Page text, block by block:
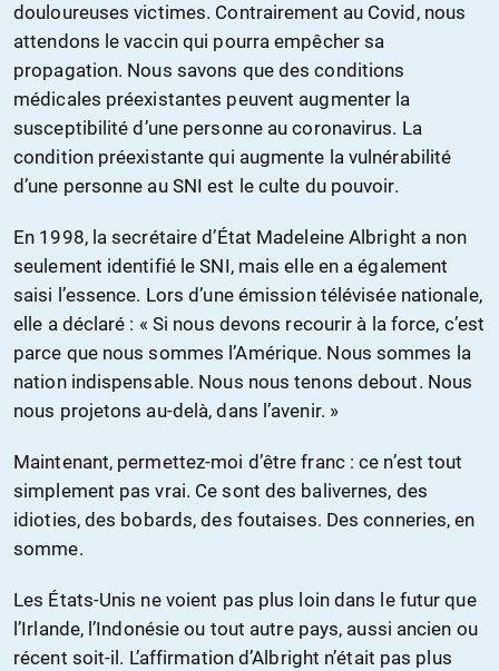
douloureuses victimes. Contrairement au Covid, nous
attendons le vaccin qui pourra empêcher sa
propagation. Nous savons que des conditions
médicales préexistantes peuvent augmenter la
susceptibilité d’une personne au coronavirus. La
condition préexistante qui augmente la vulnérabilité
d’une personne au SNI est le culte du pouvoir.
En 1998, la secrétaire d’État Madeleine Albright a non
seulement identifié le SNI, mais elle en a également
saisi l’essence. Lors d’une émission télévisée nationale,
elle a déclaré : « Si nous devons recourir à la force, c’est
parce que nous sommes l’Amérique. Nous sommes la
nation indispensable. Nous nous tenons debout. Nous
nous projetons au-delà, dans l’avenir. »
Maintenant, permettez-moi d’être franc : ce n’est tout
simplement pas vrai. Ce sont des balivernes, des
idioties, des bobards, des foutaises. Des conneries, en
somme.
Les États-Unis ne voient pas plus loin dans le futur que
l’Irlande, l’Indonésie ou tout autre pays, aussi ancien ou
récent soit-il. L’affirmation d’Albright n’était pas plus